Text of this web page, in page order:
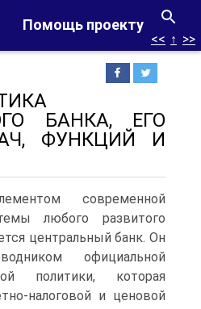
Помощь проекту
<< ↑ >>
БАНКА, ЕГО
ФУНКЦИЙ И
современной
любого развитого
центральный банк. Он
официальной
политики, которая
налоговой и ценовой